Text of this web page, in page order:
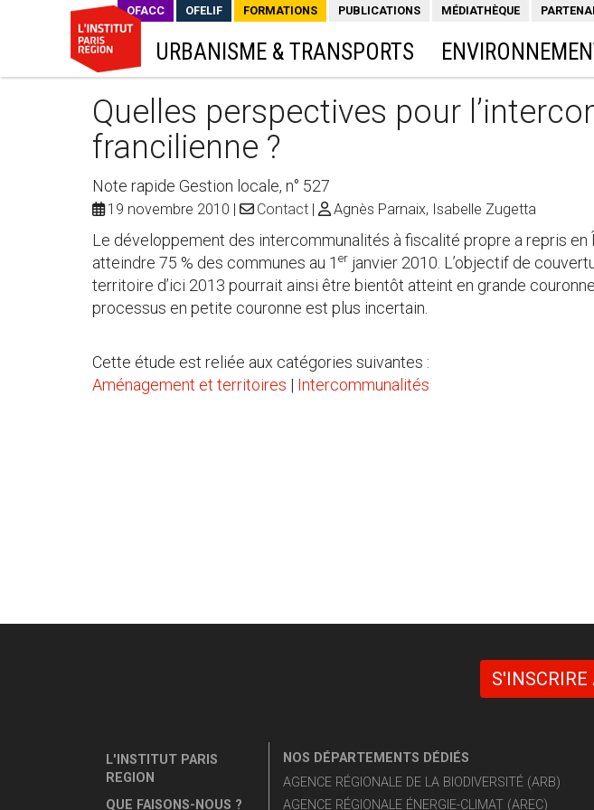
OFACC OFELIF FORMATIONS PUBLICATIONS MÉDIATHÈQUE
URBANISME & TRANSPORTS
Quelles perspectives pour
francilienne ?
Note rapide Gestion locale, n° 527
19 novembre 2010 Contact Agnès Parnaix, Isabelle Zugetta
Le développement des intercommunalités à fiscalité propre a repris en
atteindre 75 % des communes au 1 er janvier 2010. L’objectif de
territoire d’ici 2013 pourrait ainsi être bientôt atteint en grande
processus en petite couronne est plus incertain.
Cette étude est reliée aux catégories suivantes :
Aménagement et territoires | Intercommunalités
L'INSTITUT PARIS
REGION
QUE FAISONS-NOUS ?
NOS DÉPARTEMENTS DÉDIÉS
AGENCE RÉGIONALE DE LA BIODIVERSITÉ (ARB)
AGENCE RÉGIONALE ÉNERGIE-CLIMAT (AREC)